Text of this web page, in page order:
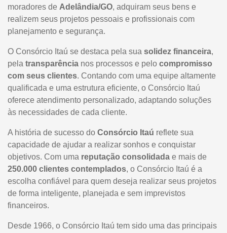
moradores de Adelândia/GO, adquiram seus bens e
realizem seus projetos pessoais e profissionais com
planejamento e segurança.
O Consórcio Itaú se destaca pela sua solidez financeira,
pela transparência nos processos e pelo compromisso
com seus clientes. Contando com uma equipe altamente
qualificada e uma estrutura eficiente, o Consórcio Itaú
oferece atendimento personalizado, adaptando soluções
às necessidades de cada cliente.
A história de sucesso do Consórcio Itaú reflete sua
capacidade de ajudar a realizar sonhos e conquistar
objetivos. Com uma reputação consolidada e mais de
250.000 clientes contemplados, o Consórcio Itaú é a
escolha confiável para quem deseja realizar seus projetos
de forma inteligente, planejada e sem imprevistos
financeiros.
Desde 1966, o Consórcio Itaú tem sido uma das principais